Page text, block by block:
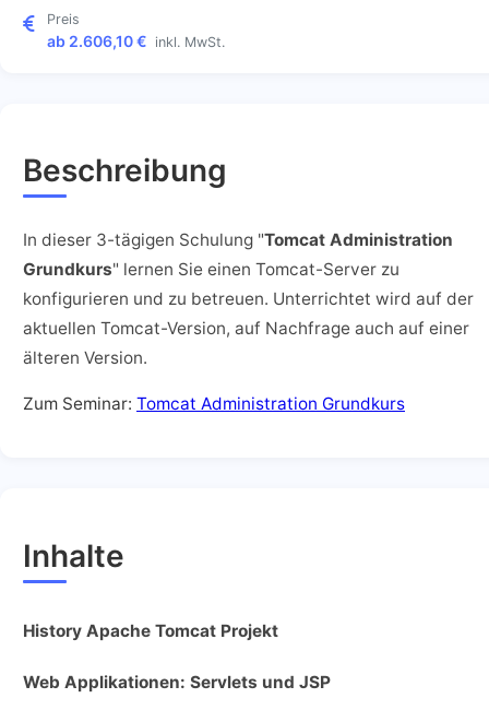
Preis
ab 2.606,10 € inkl. MwSt.
Beschreibung
In dieser 3-tägigen Schulung "Tomcat Administration
Grundkurs" lernen Sie einen Tomcat-Server zu
konfigurieren und zu betreuen. Unterrichtet wird auf der
aktuellen Tomcat-Version, auf Nachfrage auch auf einer
älteren Version.
Zum Seminar: Tomcat Administration Grundkurs
Inhalte
History Apache Tomcat Projekt
Web Applikationen: Servlets und JSP